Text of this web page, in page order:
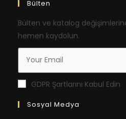
Bülten
Bülten ve katalog
hemen kaydolun.
GDPR Şartlarını Kabul Edin
Sosyal Medya